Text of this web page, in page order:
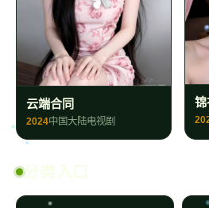
云端合同
2024中国大陆电视剧
锦
分类入口